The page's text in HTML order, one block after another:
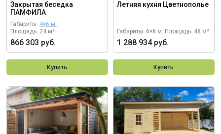
Закрытая беседка
ПАМФИЛА
Габариты: 4×6 м.
Площадь: 24 м²
866 303 руб.
Купить
Летняя кухня Цветнополье
Габариты: 6×8 м. Площадь: 48 м²
1 288 934 руб.
Купить